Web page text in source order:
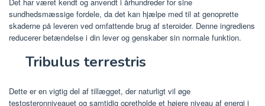
Det har været kendt og anvendt i århundreder for sine
sundhedsmæssige fordele, da det kan hjælpe med til at genoprette
skaderne på leveren ved omfattende brug af steroider. Denne ingrediens
reducerer betændelse i din lever og genskaber sin normale funktion.
Tribulus terrestris
Dette er en vigtig del af tillægget, der naturligt vil øge
testosteronniveauet og samtidig opretholde et højere niveau af energi i